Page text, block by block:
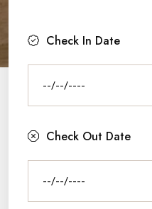
Check In Date
Check Out Date